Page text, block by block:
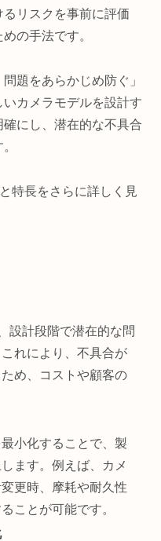
リスクを事前に評価
の手法です。
題をあらかじめ防ぐ」
カメラモデルを設計す
にし、潜在的な不具合
特長をさらに詳しく見
設計段階で潜在的な問
れにより、不具合が
め、コストや顧客の
小化することで、製
ます。例えば、カメ
更時、摩耗や耐久性
ことが可能です。